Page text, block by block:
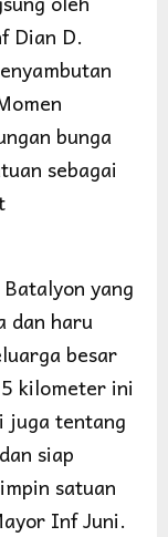
Dian D.
bunga
sebagai
yang
dan haru
besar
kilometer ini
juga tentang
siap
satuan
Inf Juni.